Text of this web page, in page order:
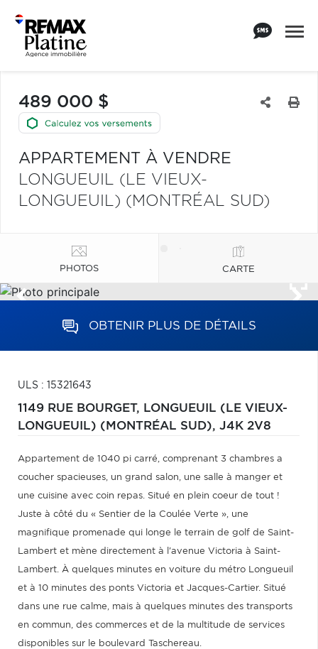
489 000 $
APPARTEMENT À VENDRE
LONGUEUIL (LE VIEUX-
LONGUEUIL) (MONTRÉAL SUD)
PHOTOS CARTE
OBTENIR PLUS DE DÉTAILS
ULS : 15321643
1149 RUE BOURGET, LONGUEUIL (LE VIEUX-
LONGUEUIL) (MONTRÉAL SUD), J4K 2V8
Appartement de 1040 pi carré, comprenant 3 chambres a
coucher spacieuses, un grand salon, une salle à manger et
une cuisine avec coin repas. Situé en plein coeur de tout !
Juste à côté du « Sentier de la Coulée Verte », une
magnifique promenade qui longe le terrain de golf de Saint-
Lambert et mène directement à l'avenue Victoria à Saint-
Lambert. À quelques minutes en voiture du métro Longueuil
et à 10 minutes des ponts Victoria et Jacques-Cartier. Situé
dans une rue calme, mais à quelques minutes des transports
en commun, des commerces et de la multitude de services
disponibles sur le boulevard Taschereau.